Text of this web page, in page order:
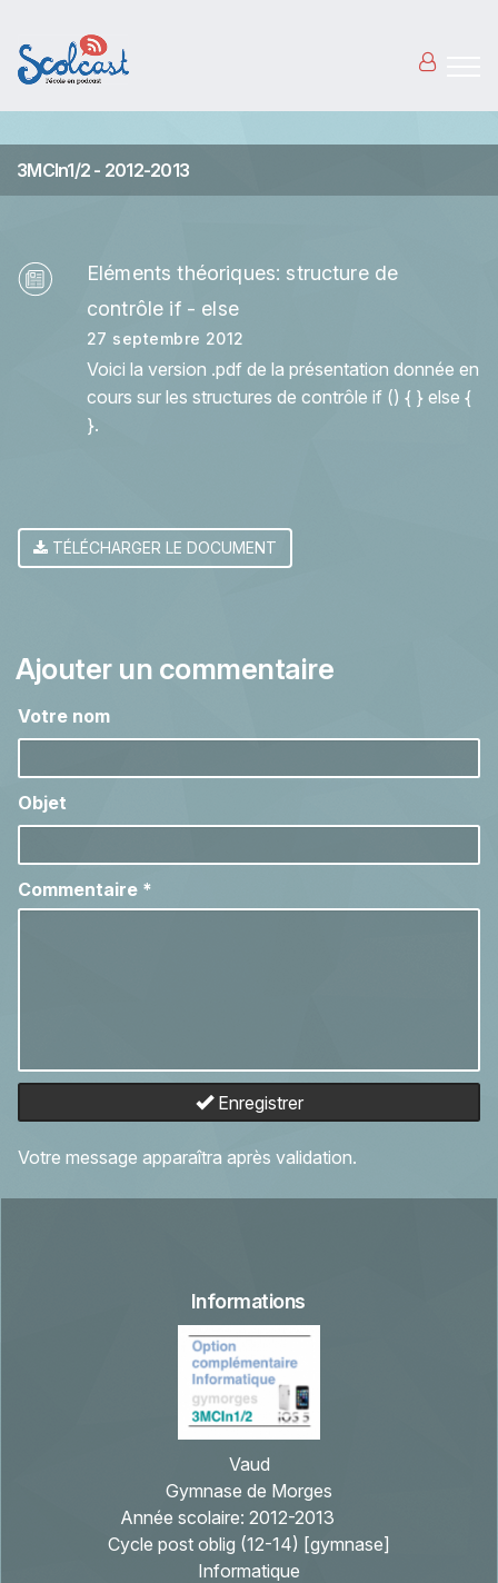
3MCIn1/2 - 2012-2013
Eléments théoriques: structure de
contrôle if - else
27 septembre 2012
Voici la version .pdf de la présentation donnée en
cours sur les structures de contrôle if () { } else {
}.
TÉLÉCHARGER LE DOCUMENT
Ajouter un commentaire
Votre nom
Objet
Commentaire *
Enregistrer
Votre message apparaîtra après validation.
Informations
Vaud
Gymnase de Morges
Année scolaire: 2012-2013
Cycle post oblig (12-14) [gymnase]
Informatique